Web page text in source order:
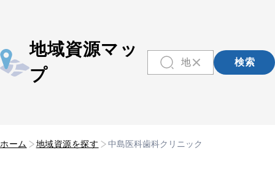
地域資源マッ
プ
検索
ホーム 地域資源を探す 中島医科歯科クリニック